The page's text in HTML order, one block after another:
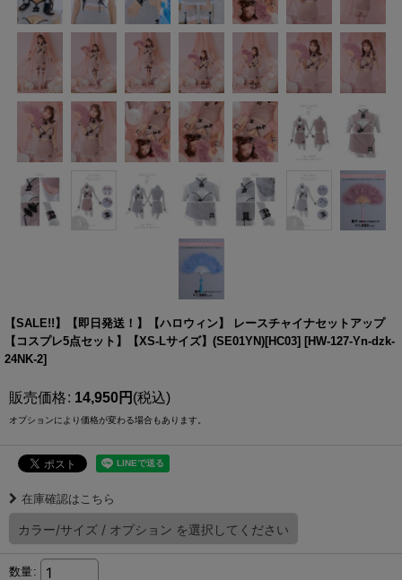
【SALE!!】【即日発送！】【ハロウィン】 レースチャイナセットアップ
【コスプレ5点セット】【XS-Lサイズ】(SE01YN)[HC03] [HW-127-Yn-dzk-
24NK-2]
販売価格: 14,950円 (税込)
オプションにより価格が変わる場合もあります。
在庫確認はこちら
カラー/サイズ / オプション を選択してください
数量: